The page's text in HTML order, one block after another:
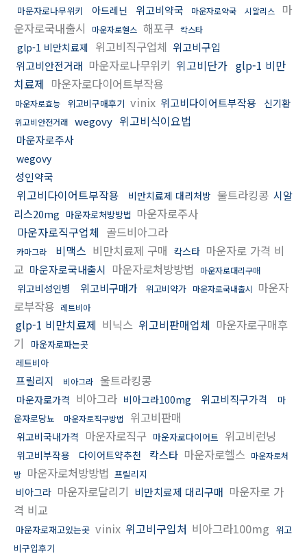
마운자로나무위키 아드레닌 위고비약국 마운자로약국 시알리스
마
운자로국내출시
마운자로헬스 해포쿠 칵스타
glp-1 비만치료제 위고비직구업체 위고비구입
위고비안전거래 마운자로나무위키 위고비단가 glp-1 비만
치료제 마운자로다이어트부작용
마운자로효능 위고비구매후기 vinix 위고비다이어트부작용 신기환
위고비안전거래 wegovy 위고비식이요법
마운자로주사
wegovy
성인약국
위고비다이어트부작용 비만치료제 대리처방 울트라킹콩 시알
리스20mg 마운자로처방방법 마운자로주사
마운자로직구업체 골드비아그라
카마그라 비맥스 비만치료제 구매 칵스타 마운자로 가격 비
교 마운자로국내출시 마운자로처방방법 마운자로대리구매
위고비성인병 위고비구매가 위고비약가 마운자로국내출시
마운자
로부작용 레트비아
glp-1 비만치료제 비닉스 위고비판매업체 마운자로구매후
기
마운자로파는곳
레트비아
프릴리지 비아그라 울트라킹콩
마운자로가격 비아그라 비아그라100mg 위고비직구가격
마
운자로당뇨
마운자로직구방법 위고비판매
위고비국내가격 마운자로직구 마운자로다이어트 위고비런닝
위고비부작용 다이어트약추천 칵스타 마운자로헬스 마운자로처
방 마운자로처방방법 프릴리지
비아그라 마운자로달리기 비만치료제 대리구매 마운자로 가
격 비교
마운자로재고있는곳 vinix 위고비구입처 비아그라100mg 위고
비구입후기